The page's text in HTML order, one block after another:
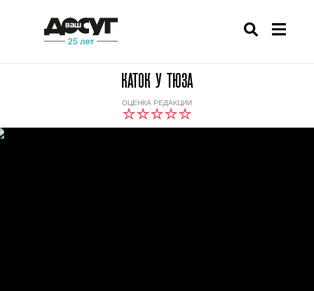
КАТОК У ТЮЗА
ОЦЕНКА РЕДАКЦИИ